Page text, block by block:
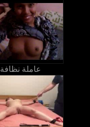
عاملة نظافة